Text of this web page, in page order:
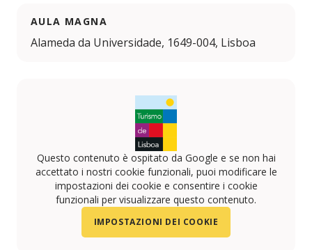
AULA MAGNA
Alameda da Universidade, 1649-004, Lisboa
Questo contenuto è ospitato da Google e se non hai
accettato i nostri cookie funzionali, puoi modificare le
impostazioni dei cookie e consentire i cookie
funzionali per visualizzare questo contenuto.
IMPOSTAZIONI DEI COOKIE